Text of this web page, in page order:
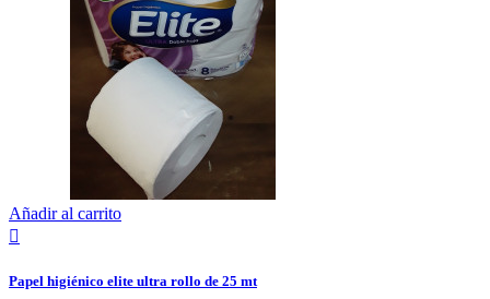
Añadir al carrito

Papel higiénico elite ultra rollo de 25 mt